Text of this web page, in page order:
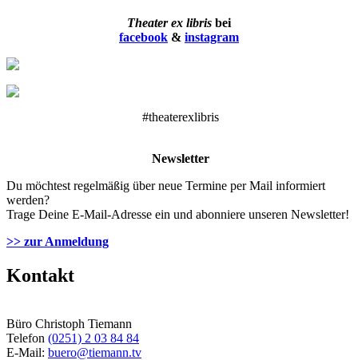
Theater ex libris bei
facebook & instagram
#theaterexlibris
Newsletter
Du möchtest regelmäßig über neue Termine per Mail informiert
werden?
Trage Deine E-Mail-Adresse ein und abonniere unseren Newsletter!
>> zur Anmeldung
Kontakt
Büro Christoph Tiemann
Telefon (0251) 2 03 84 84
E-Mail: buero@tiemann.tv